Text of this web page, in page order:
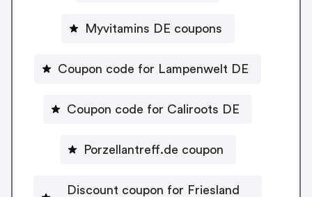
Myvitamins DE coupons
Coupon code for Lampenwelt DE
Coupon code for Caliroots DE
Porzellantreff.de coupon
Discount coupon for Friesland